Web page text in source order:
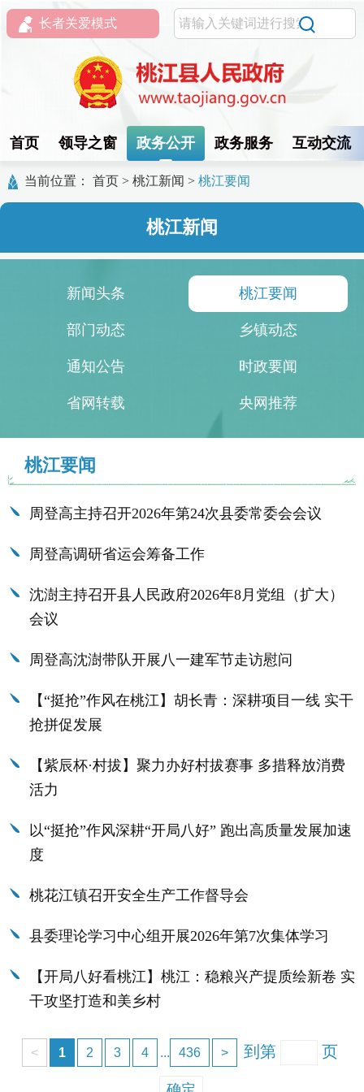
长者关爱模式
首页 领导之窗 政务公开 政务服务 互动交流
当前位置： 首页 > 桃江新闻 > 桃江要闻
桃江新闻
新闻头条 桃江要闻
部门动态 乡镇动态
通知公告 时政要闻
省网转载 央网推荐
桃江要闻
周登高主持召开2026年第24次县委常委会会议
周登高调研省运会筹备工作
沈澍主持召开县人民政府2026年8月党组（扩大）
会议
周登高沈澍带队开展八一建军节走访慰问
【“挺抢”作风在桃江】胡长青：深耕项目一线 实干
抢拼促发展
【紫辰杯·村拔】聚力办好村拔赛事 多措释放消费
活力
以“挺抢”作风深耕“开局八好” 跑出高质量发展加速
度
桃花江镇召开安全生产工作督导会
县委理论学习中心组开展2026年第7次集体学习
【开局八好看桃江】桃江：稳粮兴产提质绘新卷 实
干攻坚打造和美乡村
< 1 2 3 4 ... 436 > 到第 页